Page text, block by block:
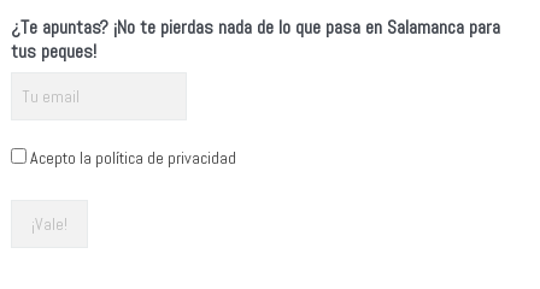
¿Te apuntas? ¡No te pierdas nada de lo que pasa en Salamanca para
tus peques!
Acepto la política de privacidad